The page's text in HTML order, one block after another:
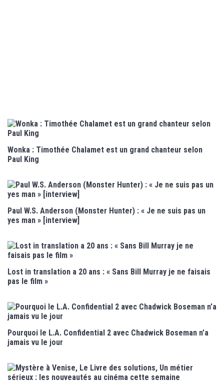
Wonka : Timothée Chalamet est un grand chanteur selon
Paul King
Paul W.S. Anderson (Monster Hunter) : « Je ne suis pas un
yes man » [interview]
Lost in translation a 20 ans : « Sans Bill Murray je ne faisais
pas le film »
Pourquoi le L.A. Confidential 2 avec Chadwick Boseman n’a
jamais vu le jour